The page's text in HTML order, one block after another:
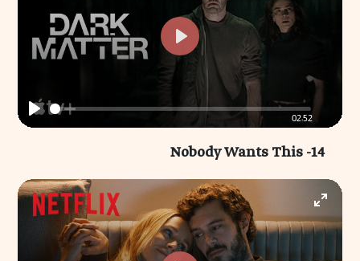
Play
02:52
Play
14- Nobody Wants This
Enter